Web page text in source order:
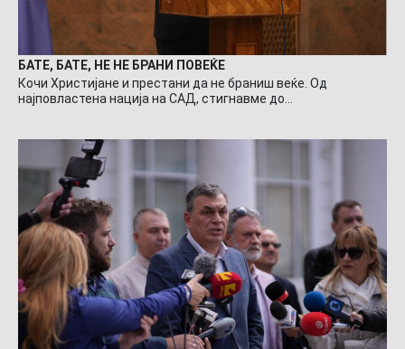
БАТЕ, БАТЕ, НЕ НЕ БРАНИ ПОВЕЌЕ
Кочи Христијане и престани да не браниш веќе. Од
најповластена нација на САД, стигнавме до…